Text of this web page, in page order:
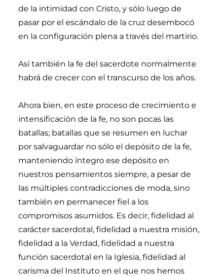
de la intimidad con Cristo, y sólo luego de
pasar por el escándalo de la cruz desembocó
en la configuración plena a través del martirio.
Así también la fe del sacerdote normalmente
habrá de crecer con el transcurso de los años.
Ahora bien, en este proceso de crecimiento e
intensificación de la fe, no son pocas las
batallas; batallas que se resumen en luchar
por salvaguardar no sólo el depósito de la fe,
manteniendo íntegro ese depósito en
nuestros pensamientos siempre, a pesar de
las múltiples contradicciones de moda, sino
también en permanecer fiel a los
compromisos asumidos. Es decir, fidelidad al
carácter sacerdotal, fidelidad a nuestra misión,
fidelidad a la Verdad, fidelidad a nuestra
función sacerdotal en la Iglesia, fidelidad al
carisma del Instituto en el que nos hemos